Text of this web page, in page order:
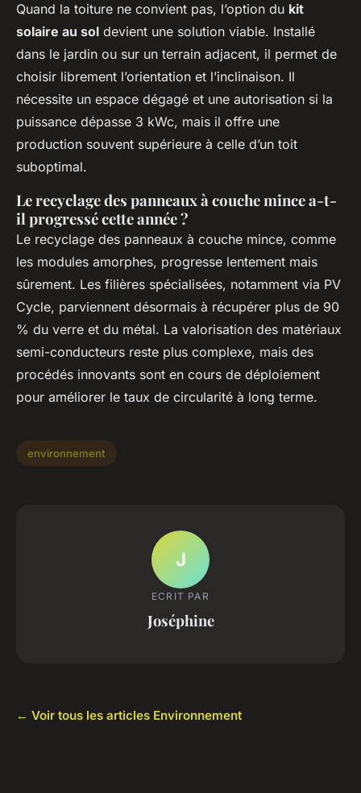
Quand la toiture ne convient pas, l’option du kit
solaire au sol devient une solution viable. Installé
dans le jardin ou sur un terrain adjacent, il permet de
choisir librement l’orientation et l’inclinaison. Il
nécessite un espace dégagé et une autorisation si la
puissance dépasse 3 kWc, mais il offre une
production souvent supérieure à celle d’un toit
suboptimal.
Le recyclage des panneaux à couche mince a-t-
il progressé cette année ?
Le recyclage des panneaux à couche mince, comme
les modules amorphes, progresse lentement mais
sûrement. Les filières spécialisées, notamment via PV
Cycle, parviennent désormais à récupérer plus de 90
% du verre et du métal. La valorisation des matériaux
semi-conducteurs reste plus complexe, mais des
procédés innovants sont en cours de déploiement
pour améliorer le taux de circularité à long terme.
environnement
J
ECRIT PAR
Joséphine
← Voir tous les articles Environnement